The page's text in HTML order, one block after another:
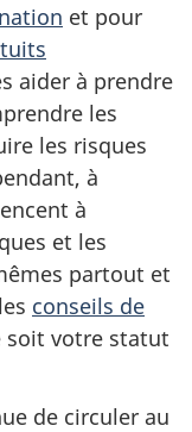
et pour
aider à prendre
les
les risques
à
à
et les
partout et
conseils de
soit votre statut
de circuler au